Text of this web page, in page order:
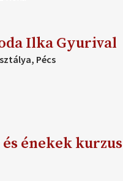
Ilka Gyurival
Pécs
énekek kurzus